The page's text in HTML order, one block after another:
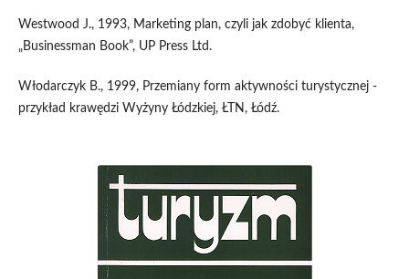
Westwood J., 1993, Marketing plan, czyli jak zdobyć klienta,
„Businessman Book”, UP Press Ltd.
Włodarczyk B., 1999, Przemiany form aktywności turystycznej -
przykład krawędzi Wyżyny Łódzkiej, ŁTN, Łódź.